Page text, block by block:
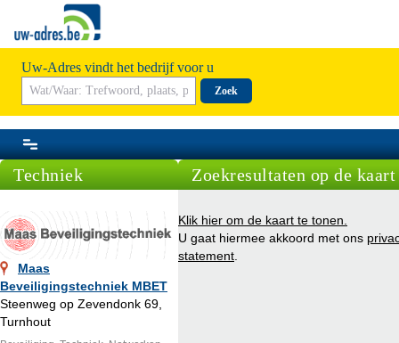
Uw-Adres vindt het bedrijf voor u
Zoek
Techniek
Maas
Beveiligingstechniek MBET
Steenweg op Zevendonk 69,
Turnhout
Zoekresultaten op de kaart
Klik hier om de kaart te tonen.
U gaat hiermee akkoord met ons
statement